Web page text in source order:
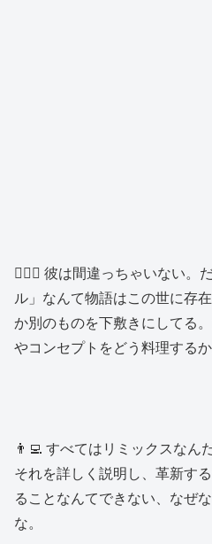
👱🏻‍♂️ 彼は間違っちゃいない。
ル」なんて物語はこの世に存
か別のものを下敷きにしてる
やコンセプトをどう料理する
👨‍💻 すべてはリミックスなん
それを詳しく説明し、革新す
ることなんてできない、なぜ
な。